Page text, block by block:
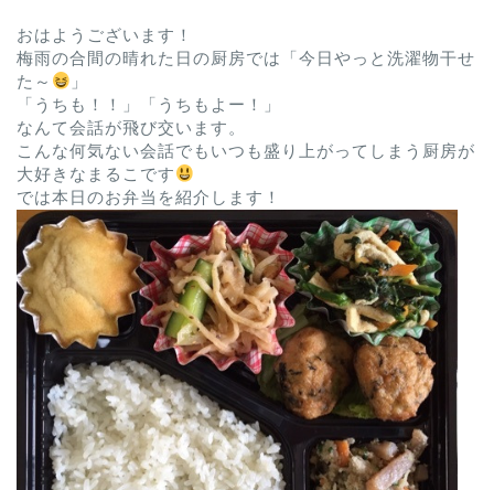
おはようございます！
梅雨の合間の晴れた日の厨房では「今日やっと洗濯物干せ
た～
」
「うちも！！」「うちもよー！」
なんて会話が飛び交います。
こんな何気ない会話でもいつも盛り上がってしまう厨房が
大好きなまるこです
では本日のお弁当を紹介します！